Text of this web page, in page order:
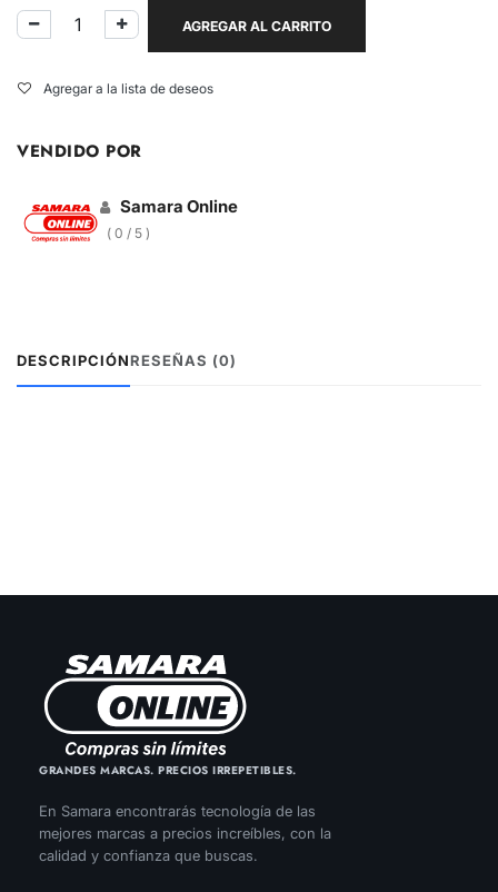
AGREGAR AL CARRITO
Agregar a la lista de deseos
VENDIDO POR
Samara Online
( 0 / 5 )
DESCRIPCIÓNRESEÑAS (0)
GRANDES MARCAS. PRECIOS IRREPETIBLES.
En Samara encontrarás tecnología de las
mejores marcas a precios increíbles, con la
calidad y confianza que buscas.